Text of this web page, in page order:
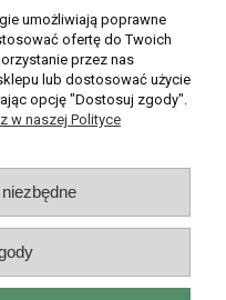
umożliwiają poprawne
ofertę do Twoich
przez nas
lub dostosować użycie
opcję "Dostosuj zgody".
w naszej Polityce